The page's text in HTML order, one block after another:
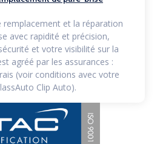
remplacement et la réparation
avec rapidité et précision,
et votre visibilité sur la
agréé par les assurances :
(voir conditions avec votre
Clip Auto).